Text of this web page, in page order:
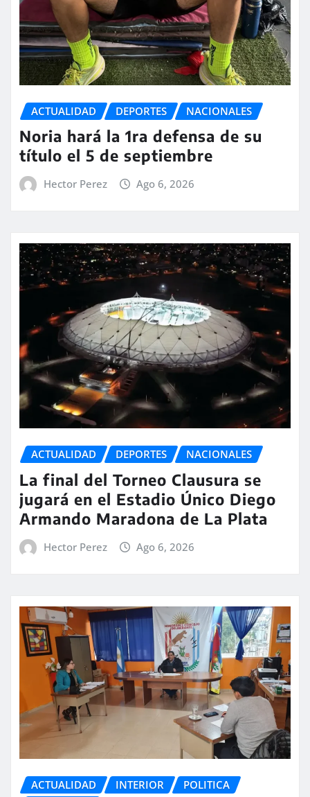
ACTUALIDAD DEPORTES NACIONALES
Noria hará la 1ra defensa de su
título el 5 de septiembre
Hector Perez Ago 6, 2026
ACTUALIDAD DEPORTES NACIONALES
La final del Torneo Clausura se
jugará en el Estadio Único Diego
Armando Maradona de La Plata
Hector Perez Ago 6, 2026
ACTUALIDAD INTERIOR
POLITICA